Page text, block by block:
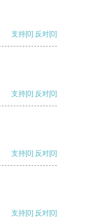
支持[0] 反对[0]
支持[0] 反对[0]
支持[0] 反对[0]
支持[0] 反对[0]